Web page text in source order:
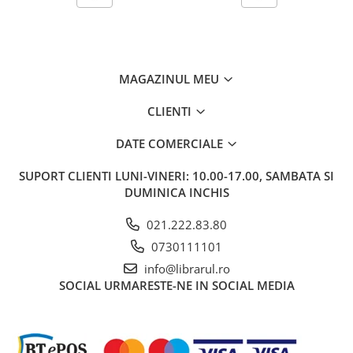
Carti de colorat pentru adulti
Casa, gradina
Istoria comunismului
MAGAZINUL MEU
CLIENTI
DATE COMERCIALE
SUPORT CLIENTI LUNI-VINERI: 10.00-17.00, SAMBATA SI
DUMINICA INCHIS
021.222.83.80
0730111101
info@librarul.ro
SOCIAL URMARESTE-NE IN SOCIAL MEDIA